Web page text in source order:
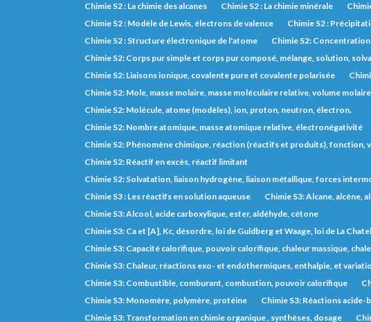
Chimie S2 : La chimie des alcanes
Chimie S2 : La chimie minérale
Chimie S2 : Modèle de Lewis, électrons de valence
Chimie S2 :
Chimie S2 : Structure électronique de l'atome
Chimie S2:
Chimie S2: Corps pur simple et corps pur composé, mélange, solution,
Chimie S2: Liaisons ionique, covalente pure et covalente polarisée
Chimie S2: Mole, masse molaire, masse moléculaire relative, volume molaire
Chimie S2: Molécule, atome (modèles), ion, proton, neutron, électron.
Chimie S2: Nombre atomique, masse atomique relative, électronégativité
Chimie S2: Phénomène chimique, réaction (réactifs et produits), fonction,
Chimie S2: Réactif en excès, réactif limitant
Chimie S2: Solvatation, liaison hydrogène, liaison métallique, forces
Chimie S3 : Les réactifs en solution aqueuse
Chimie S3: Alcane, alcène,
Chimie S3: Alcool, acide carboxylique, ester, aldéhyde, cétone
Chimie S3: Ca et [A], Kc, désordre, loi de Guldberg et Waage, loi de La
Chimie S3: Capacité calorifique, pouvoir calorifique, chaleur massique,
Chimie S3: Chaleur, réactions exo- et endothermiques, enthalpie, et
Chimie S3: Combustible, comburant, combustion, pouvoir calorifique
Chimie S3: Monomère, polymère, protéine
Chimie S3: Réactions acide-
Chimie S3: Transformation en chimie organique , synthèses, dosage